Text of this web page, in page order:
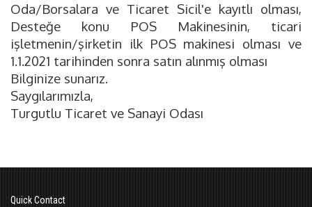
Oda/Borsalara ve Ticaret Sicil'e kayıtlı olması,
Desteğe konu POS Makinesinin, ticari
işletmenin/şirketin ilk POS makinesi olması ve
1.1.2021 tarihinden sonra satın alınmış olması
Bilginize sunarız.
Saygılarımızla,
Turgutlu Ticaret ve Sanayi Odası
Quick Contact